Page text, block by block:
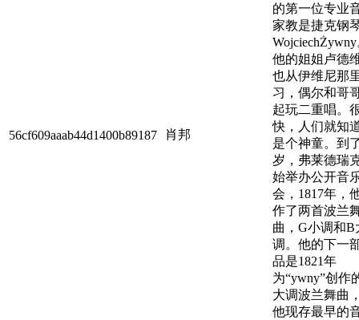
56cf609aaab44d1400b89187 肖邦
的第一位专业
家教是捷克钢
他的姐姐卢德
也从伊维尼那
习，偶尔和哥
起玩二重唱。
快，人们就知
是个神童。到
岁，弗莱德瑞
始举办公开音
会，1817年，
作了两首波兰
曲，G小调和B
调。他的下一
品是1821年
为“ywny”创作
大调波兰舞曲
他现存最早的